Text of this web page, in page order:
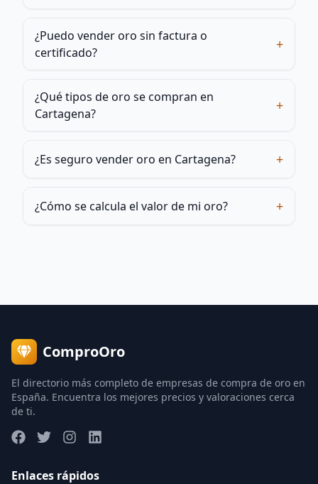
¿Puedo vender oro sin factura o
certificado?
+
¿Qué tipos de oro se compran en
Cartagena?
+
¿Es seguro vender oro en Cartagena? +
¿Cómo se calcula el valor de mi oro? +
ComproOro
El directorio más completo de empresas de compra de oro en
España. Encuentra los mejores precios y valoraciones cerca
de ti.
Enlaces rápidos